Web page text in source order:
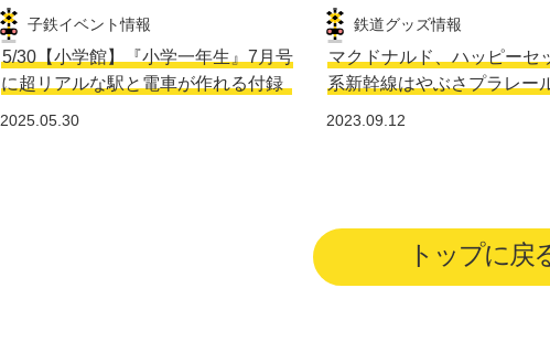
子鉄イベント情報
5/30【小学館】『小学一年生』7月号
に超リアルな駅と電車が作れる付録
2025.05.30
鉄道グッズ情報
マクドナルド、ハッピーセ
系新幹線はやぶさプラレー
2023.09.12
トップに戻